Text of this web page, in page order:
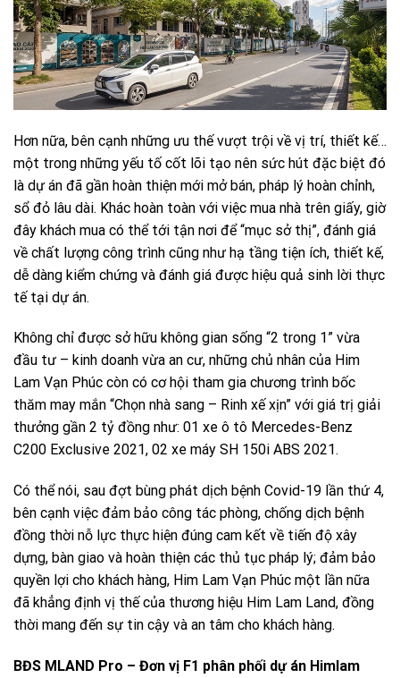
Hơn nữa, bên cạnh những ưu thế vượt trội về vị trí, thiết kế…
một trong những yếu tố cốt lõi tạo nên sức hút đặc biệt đó
là dự án đã gần hoàn thiện mới mở bán, pháp lý hoàn chỉnh,
sổ đỏ lâu dài. Khác hoàn toàn với việc mua nhà trên giấy, giờ
đây khách mua có thể tới tận nơi để “mục sở thị”, đánh giá
về chất lượng công trình cũng như hạ tầng tiện ích, thiết kế,
dễ dàng kiểm chứng và đánh giá được hiệu quả sinh lời thực
tế tại dự án.
Không chỉ được sở hữu không gian sống “2 trong 1” vừa
đầu tư – kinh doanh vừa an cư, những chủ nhân của Him
Lam Vạn Phúc còn có cơ hội tham gia chương trình bốc
thăm may mắn “Chọn nhà sang – Rinh xế xịn” với giá trị giải
thưởng gần 2 tỷ đồng như: 01 xe ô tô Mercedes-Benz
C200 Exclusive 2021, 02 xe máy SH 150i ABS 2021.
Có thể nói, sau đợt bùng phát dịch bệnh Covid-19 lần thứ 4,
bên cạnh việc đảm bảo công tác phòng, chống dịch bệnh
đồng thời nỗ lực thực hiện đúng cam kết về tiến độ xây
dựng, bàn giao và hoàn thiện các thủ tục pháp lý; đảm bảo
quyền lợi cho khách hàng, Him Lam Vạn Phúc một lần nữa
đã khẳng định vị thế của thương hiệu Him Lam Land, đồng
thời mang đến sự tin cậy và an tâm cho khách hàng.
BĐS MLAND Pro – Đơn vị F1 phân phối dự án Himlam